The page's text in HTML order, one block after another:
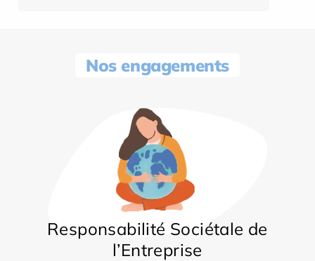
Nos engagements
Responsabilité Sociétale de
l’Entreprise